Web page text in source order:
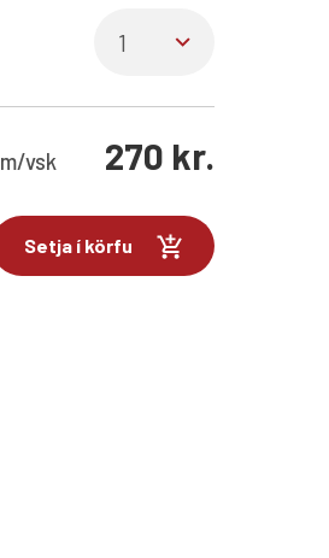
m/vsk 270 kr.
Setja í körfu